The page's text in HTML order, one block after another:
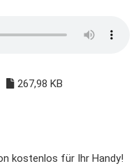
267,98 KB
kostenlos für Ihr Handy!